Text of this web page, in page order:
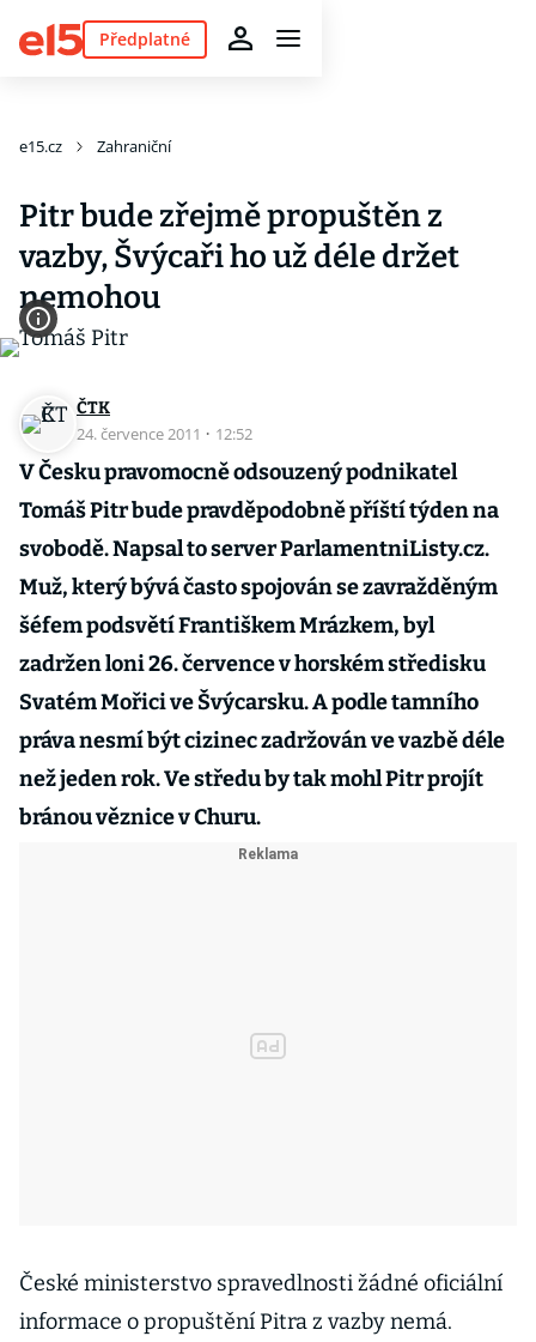
Předplatné
e15.cz Zahraniční
Pitr bude zřejmě propuštěn z
vazby, Švýcaři ho už déle držet
nemohou
ČTK
24. července 2011 · 12:52
V Česku pravomocně odsouzený podnikatel
Tomáš Pitr bude pravděpodobně příští týden na
svobodě. Napsal to server ParlamentniListy.cz.
Muž, který bývá často spojován se zavražděným
šéfem podsvětí Františkem Mrázkem, byl
zadržen loni 26. července v horském středisku
Svatém Mořici ve Švýcarsku. A podle tamního
práva nesmí být cizinec zadržován ve vazbě déle
než jeden rok. Ve středu by tak mohl Pitr projít
bránou věznice v Churu.
České ministerstvo spravedlnosti žádné oficiální
informace o propuštění Pitra z vazby nemá.